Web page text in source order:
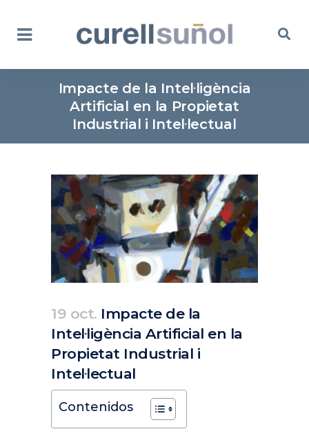
Impacte de la Intel·ligència
Artificial en la Propietat
Industrial i Intel·lectual
19 oct. Impacte de la
Intel·ligència Artificial en la
Propietat Industrial i
Intel·lectual
Contenidos